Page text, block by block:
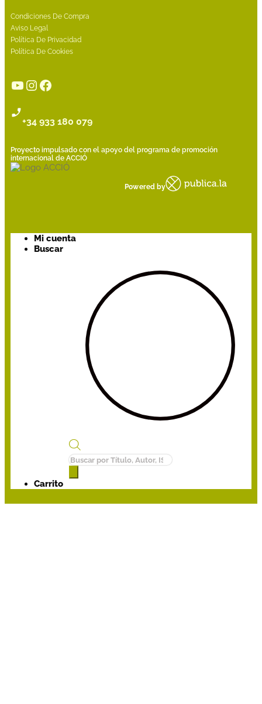
Condiciones De Compra
Aviso Legal
Política De Privacidad
Política De Cookies
YouTube
Instagram
Facebook
+34 933 180 079
Proyecto impulsado con el apoyo del programa de promoción
internacional de ACCIÓ
Powered by
Mi cuenta
Buscar
Búsqueda
de
Carrito